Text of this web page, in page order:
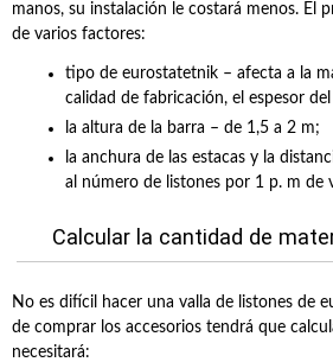
manos, su instalación le costará menos. El
de varios factores:
tipo de eurostatetnik – afecta a la
calidad de fabricación, el espesor
la altura de la barra – de 1,5 a 2 m;
la anchura de las estacas y la
al número de listones por 1 p. m de
Calcular la cantidad de
No es difícil hacer una valla de listones de
de comprar los accesorios tendrá que
necesitará: